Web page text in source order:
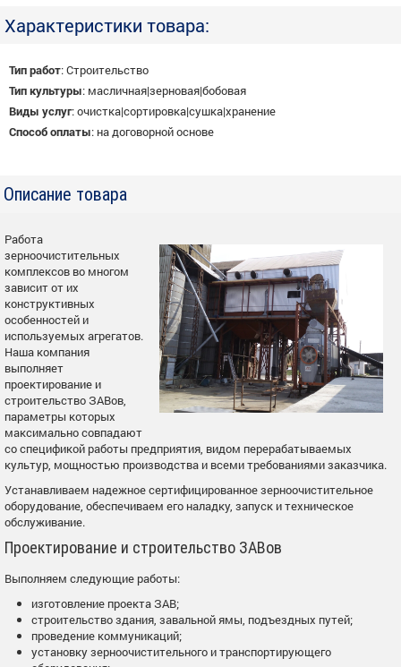
Характеристики товара:
Тип работ:Строительство
Тип культуры: масличная|зерновая|бобовая
Виды услуг:очистка|сортировка|сушка|хранение
Способ оплаты: на договорной основе
Описание товара
Работа
зерноочистительных
комплексов во многом
зависит от их
конструктивных
особенностей и
используемых агрегатов.
Наша компания
выполняет
проектирование и
строительство ЗАВов,
параметры которых
максимально совпадают
со спецификой работы предприятия, видом перерабатываемых
культур, мощностью производства и всеми требованиями заказчика.
Устанавливаем надежное сертифицированное зерноочистительное
оборудование, обеспечиваем его наладку, запуск и техническое
обслуживание.
Проектирование и строительство ЗАВов
Выполняем следующие работы:
изготовление проекта ЗАВ;
строительство здания, завальной ямы, подъездных путей;
проведение коммуникаций;
установку зерноочистительного и транспортирующего